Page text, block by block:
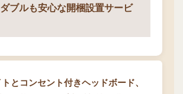
ブルも安心な開梱設置サービ
とコンセント付きヘッドボード、